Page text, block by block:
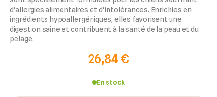
d'allergies alimentaires et d'intolérances. Enrichies en
ingrédients hypoallergéniques, elles favorisent une
digestion saine et contribuent à la santé de la peau et du
pelage.
26,84 €
En stock